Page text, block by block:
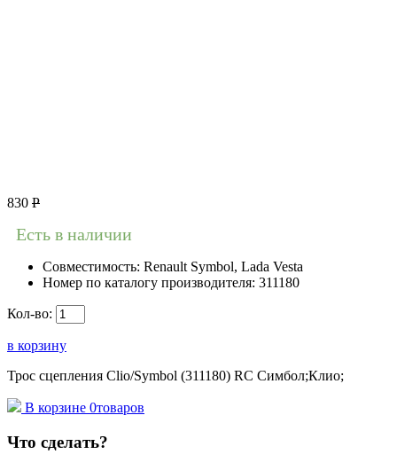
830 Р
Есть в наличии
Совместимость: Renault Symbol, Lada Vesta
Номер по каталогу производителя: 311180
Кол-во:
в корзину
Трос сцепления Clio/Symbol (311180) RC Симбол;Клио;
В корзине 0товаров
Что сделать?